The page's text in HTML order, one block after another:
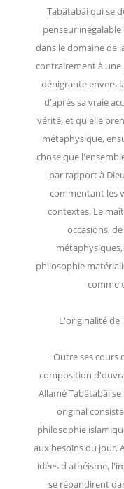
Tabâtabâi qui se
penseur
dans le domaine de
contrairement à
dénigrante envers
d'après sa vraie
vérité, et qu'elle
métaphysique,
chose que
par rapport à
commentant les
contextes, Le
occasions,
philosophie
comme
L'originalité de
Outre ses cours
composition
Allamé Tabâtabâi
original
philosophie
aux besoins du jour.
idées d athéisme,
se répandirent